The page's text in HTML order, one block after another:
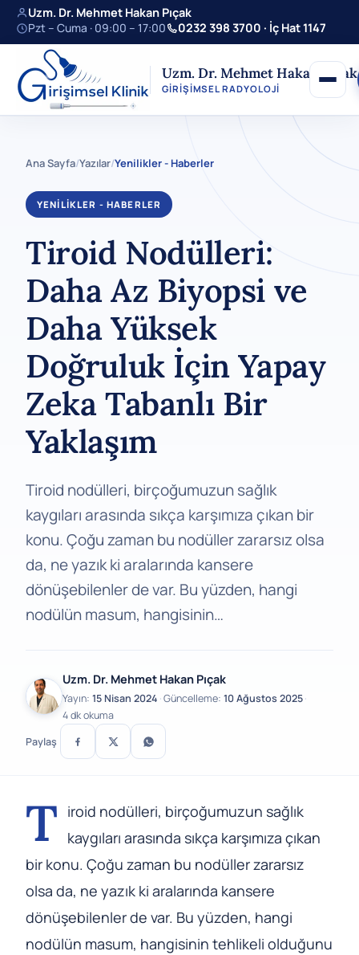
Uzm. Dr. Mehmet Hakan Pıçak
Pzt – Cuma · 09:00 – 17:00
0232 398 3700 · İç Hat 1147
Uzm. Dr. Mehmet Hakan Pıçak
GIRIŞIMSEL RADYOLOJI
Ana Sayfa/Yazılar/Yenilikler - Haberler
YENILIKLER - HABERLER
Tiroid Nodülleri:
Daha Az Biyopsi ve
Daha Yüksek
Doğruluk İçin Yapay
Zeka Tabanlı Bir
Yaklaşım
Tiroid nodülleri, birçoğumuzun sağlık
kaygıları arasında sıkça karşımıza çıkan bir
konu. Çoğu zaman bu nodüller zararsız olsa
da, ne yazık ki aralarında kansere
dönüşebilenler de var. Bu yüzden, hangi
nodülün masum, hangisinin…
Uzm. Dr. Mehmet Hakan Pıçak
Yayın: 15 Nisan 2024 ·Güncelleme: 10 Ağustos 2025·
4 dk okuma
Paylaş
T iroid nodülleri, birçoğumuzun sağlık
kaygıları arasında sıkça karşımıza çıkan
bir konu. Çoğu zaman bu nodüller zararsız
olsa da, ne yazık ki aralarında kansere
dönüşebilenler de var. Bu yüzden, hangi
nodülün masum, hangisinin tehlikeli olduğunu